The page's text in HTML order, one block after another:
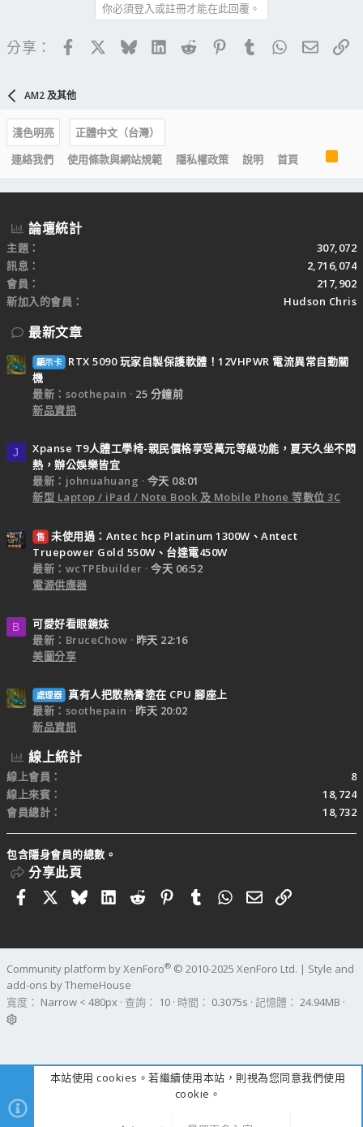
你必須登入或註冊才能在此回覆。
分享： FacebookBlueskyLinkedIn
Reddit PinterestTumblrWhatsApp
電子
AM2 及其他
淺色明亮
正體中文（台灣）
連絡我們
使用條款與網站規範 隱私權政策 說明 首頁
S
論壇統計
主題
307,072
訊息
2,716,074
會員
217,902
新加入的會員
Hudson Chris
最新文章
顯示卡
RTX 5090 玩家自製保護軟體！12VHPWR 電流異常自動關
機
最新：soothepain
25 分鐘前
新品資訊
J
Xpanse T9人體工學椅-親民價格享受萬元等級功能，夏天久坐不悶
熱，辦公娛樂皆宜
最新：johnuahuang
今天 08:01
新型 Laptop / iPad / Note Book 及 Mobile Phone 等數位 3C
售 未使用過：Antec hcp Platinum 1300W、Antect
Truepower Gold 550W、台達電450W
最新：wcTPEbuilder
今天 06:52
電源供應器
B
可愛好看眼鏡妹
最新：BruceChow
昨天 22:16
美圖分享
處理器 真有人把散熱膏塗在 CPU 腳座上
最新：soothepain
昨天 20:02
新品資訊
線上統計
線上會員
8
線上來賓
18,724
會員總計
18,732
包含隱身會員的總數。
分享此頁
FacebookBlueskyLinkedIn
RedditPinterestTumblrWhatsApp
電子郵件
連結
Community platform by XenForo® © 2010-2025 XenForo Ltd. | Style and
add-ons by ThemeHouse
寬度
查詢 10 時間 0.3075s 記憶體 24.94MB
本站使用 cookies。若繼續使用本站，則視為您同意我們使用
cookie。